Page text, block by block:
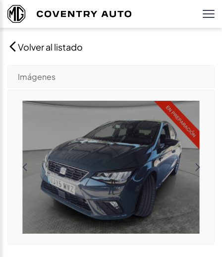
Volver al listado
Imágenes